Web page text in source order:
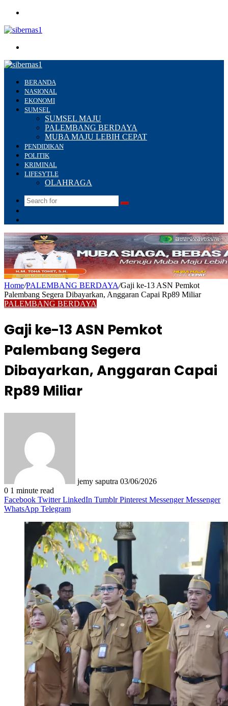
BERANDA
NASIONAL
EKONOMI
SUMSEL
SUMSEL MAJU
PALEMBANG BERDAYA
MUBA MAJU LEBIH CEPAT
PENDIDIKAN
POLITIK
KRIMINAL
LIFESYTLE
OLAHRAGA
Search
Home/PALEMBANG BERDAYA/Gaji ke-13 ASN Pemkot
Palembang Segera Dibayarkan, Anggaran Capai Rp89 Miliar
PALEMBANG BERDAYA
Gaji ke-13 ASN Pemkot
Palembang Segera
Dibayarkan, Anggaran Capai
Rp89 Miliar
jemy saputra 03/06/2026
0 1 minute read
Facebook Twitter LinkedIn Tumblr Pinterest Messenger Messenger
WhatsApp Telegram